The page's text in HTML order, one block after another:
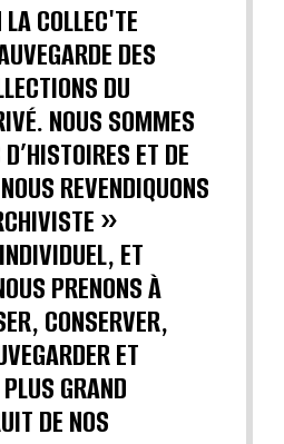
COLLEC'TE
DES
DU
NOUS SOMMES
ET DE
REVENDIQUONS
»
ET
PRENONS À
CONSERVER,
ET
GRAND
DE NOS